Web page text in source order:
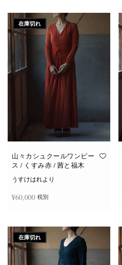
在庫切れ
山々カシュクールワンピー
ス / くすみ赤 / 茜と福木
うすけはれより
¥60,000 税別
在庫切れ